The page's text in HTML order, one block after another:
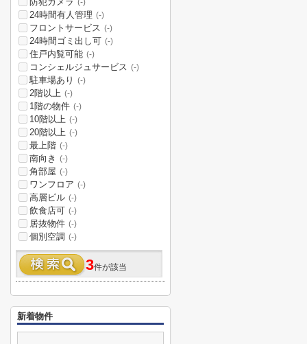
(-)
24時間有人管理 (-)
フロントサービス (-)
24時間ゴミ出し可 (-)
住戸内覧可能 (-)
コンシェルジュサービス (-)
駐車場あり (-)
2階以上 (-)
1階の物件 (-)
10階以上 (-)
20階以上 (-)
最上階 (-)
南向き (-)
角部屋 (-)
ワンフロア (-)
高層ビル (-)
飲食店可 (-)
居抜物件 (-)
個別空調 (-)
3件が該当
新着物件